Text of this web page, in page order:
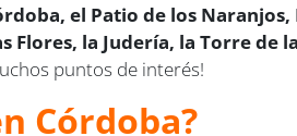
el Patio de los
Flores, la Judería, la Torre
puntos de interés!
Córdoba?